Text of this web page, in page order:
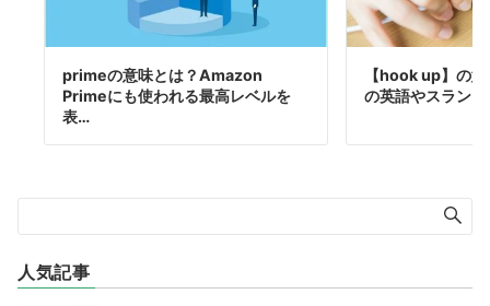
primeの意味とは？Amazon
Primeにも使われる最高レベルを
表…
【hook up】の
の英語やスラン
人気記事